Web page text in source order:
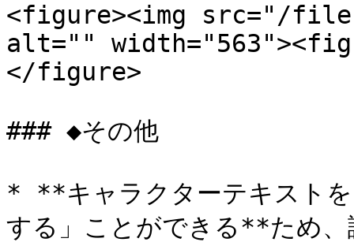
<figure><img src="/files/
alt=""
</figure>
### ◆その他
* **キャラクターテキストを
する」ことができる**ため